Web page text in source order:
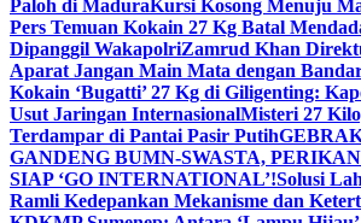
Paloh di MaduraKursi Kosong Menuju
Pers Temuan Kokain 27 Kg Batal
Dipanggil WakapolriZamrud Khan
Aparat Jangan Main Mata dengan
Kokain ‘Bugatti’ 27 Kg di Giligenting:
Usut Jaringan InternasionalMisteri 27
Terdampar di Pantai Pasir Putih
GANDENG BUMN-SWASTA,
SIAP ‘GO INTERNATIONAL’!Solusi
Ramli Kedepankan Mekanisme dan